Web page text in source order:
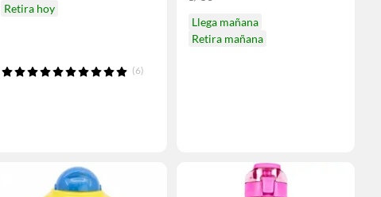
Retira hoy
(6)
Llega mañana
Retira mañana